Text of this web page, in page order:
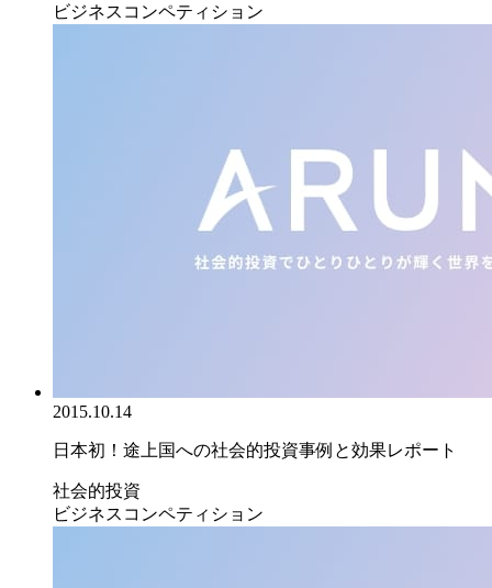
ビジネスコンペティション
2015.10.14
日本初！途上国への社会的投資事例と効果レポート
社会的投資
ビジネスコンペティション